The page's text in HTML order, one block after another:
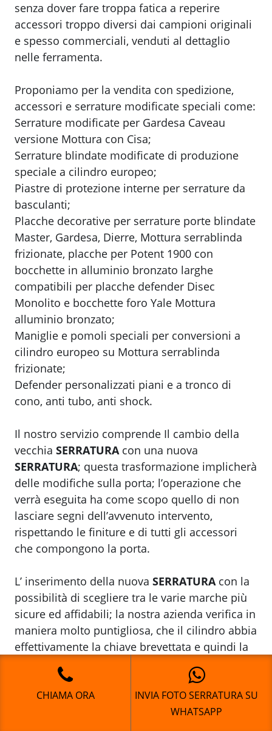
senza dover fare troppa fatica a reperire
accessori troppo diversi dai campioni originali
e spesso commerciali, venduti al dettaglio
nelle ferramenta.
Proponiamo per la vendita con spedizione,
accessori e serrature modificate speciali come:
Serrature modificate per Gardesa Caveau
versione Mottura con Cisa;
Serrature blindate modificate di produzione
speciale a cilindro europeo;
Piastre di protezione interne per serrature da
basculanti;
Placche decorative per serrature porte blindate
Master, Gardesa, Dierre, Mottura serrablinda
frizionate, placche per Potent 1900 con
bocchette in alluminio bronzato larghe
compatibili per placche defender Disec
Monolito e bocchette foro Yale Mottura
alluminio bronzato;
Maniglie e pomoli speciali per conversioni a
cilindro europeo su Mottura serrablinda
frizionate;
Defender personalizzati piani e a tronco di
cono, anti tubo, anti shock.
Il nostro servizio comprende Il cambio della
vecchia SERRATURAcon una nuova
SERRATURA; questa trasformazione implicherà
delle modifiche sulla porta; l’operazione che
verrà eseguita ha come scopo quello di non
lasciare segni dell’avvenuto intervento,
rispettando le finiture e di tutti gli accessori
che compongono la porta.
L’ inserimento della nuova SERRATURAcon la
possibilità di scegliere tra le varie marche più
sicure ed affidabili; la nostra azienda verifica in
maniera molto puntigliosa, che il cilindro abbia
effettivamente la chiave brevettata e quindi la
duplicazione controllata; questo procedimento
può essere effettuato presso i Centri Autorizzati
dalle aziende costruttrici oppure all’ interno
CHIAMA ORA
INVIA FOTO SERRATURA SU
WHATSAPP